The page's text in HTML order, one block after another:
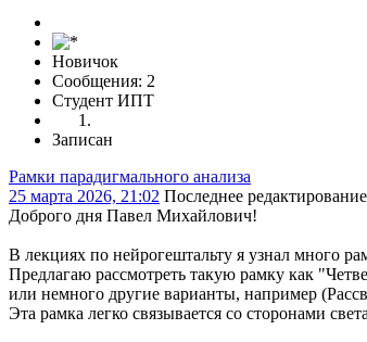
Новичок
Сообщения: 2
Студент ИПТ
Записан
Рамки парадигмального анализа
25 марта 2026, 21:02 Последнее редактирование
Доброго дня Павел Михайлович!
В лекциях по нейрогештальту я узнал много
Предлагаю рассмотреть такую рамку как
или немного другие варианты, например
Эта рамка легко связывается со сторонами